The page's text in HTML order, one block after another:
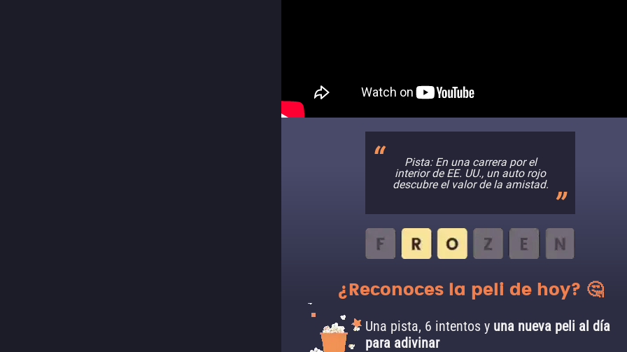
Pista: En una carrera por el
interior de EE. UU., un auto rojo
descubre el valor de la amistad.
¿Reconoces la peli de hoy? 🤔
Una pista, 6 intentos y una nueva peli al día
para adivinar